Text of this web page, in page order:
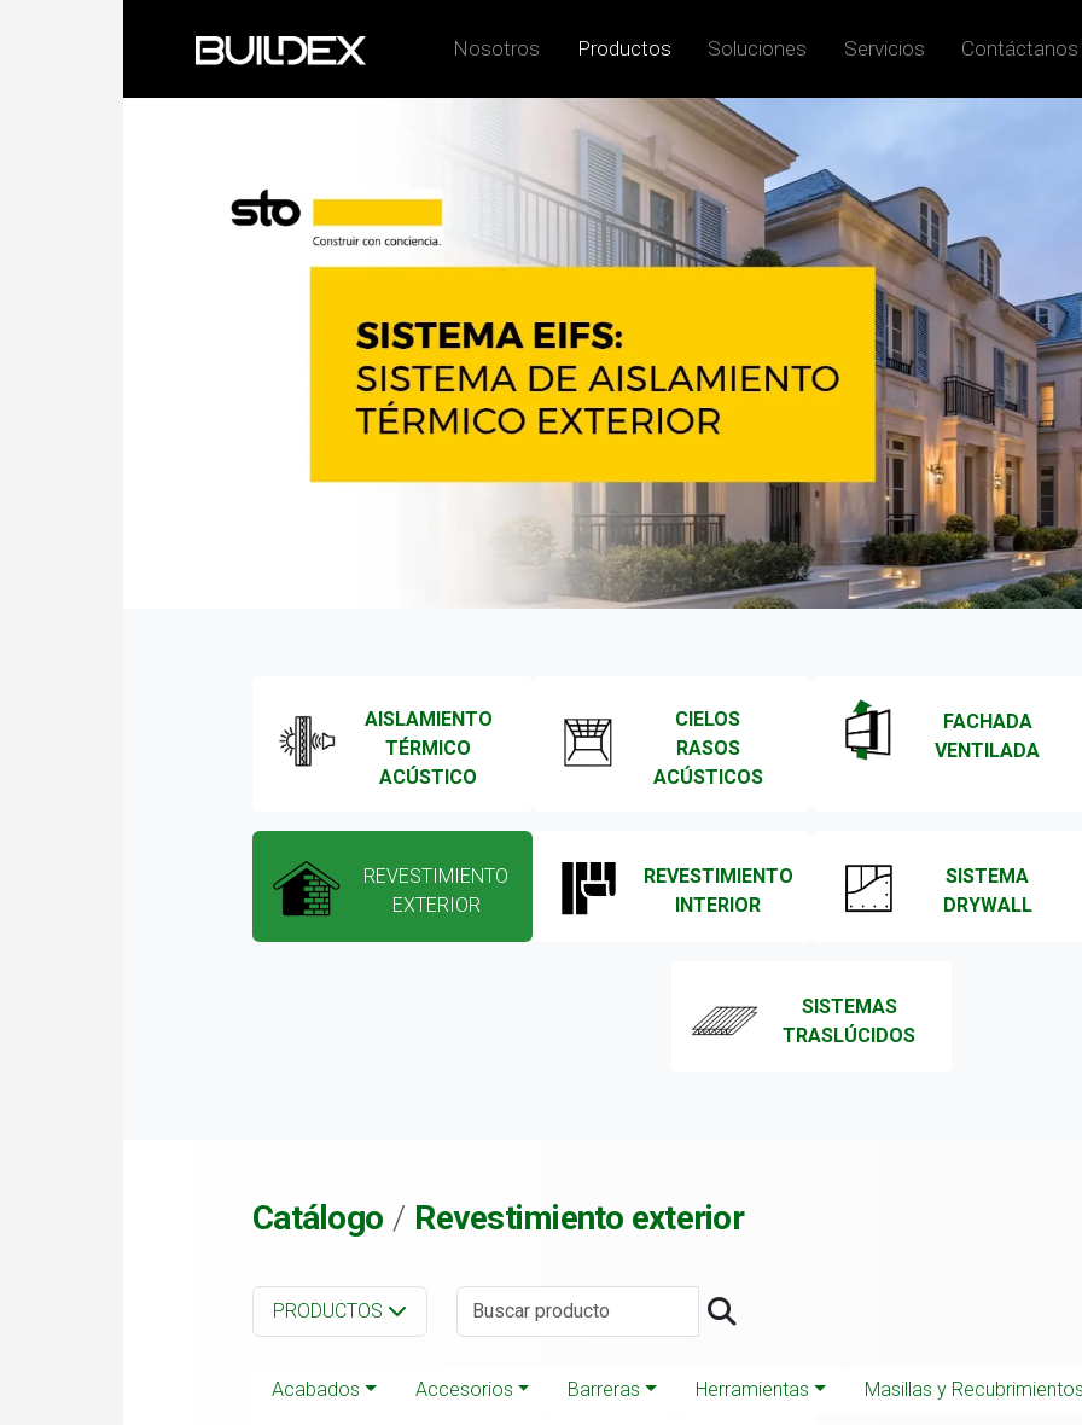
Nosotros Productos Soluciones Servicios Contáctanos
AISLAMIENTO
TÉRMICO
ACÚSTICO
CIELOS
RASOS
ACÚSTICOS
FACHADA
VENTILADA
REVESTIMIENTO
EXTERIOR
REVESTIMIENTO
INTERIOR
SISTEMA
DRYWALL
SISTEMAS
TRASLÚCIDOS
Catálogo Revestimiento exterior
PRODUCTOS
Acabados Accesorios Barreras Herramientas Masillas y